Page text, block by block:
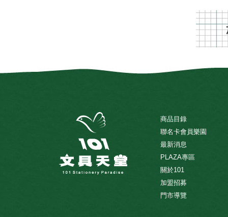
商品目錄
聯名卡會員樂園
最新消息
PLAZA專區
關於101
加盟招募
門市導覽